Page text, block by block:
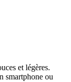
et légères.
smartphone ou